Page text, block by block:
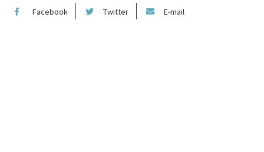
Facebook Twitter E-mail